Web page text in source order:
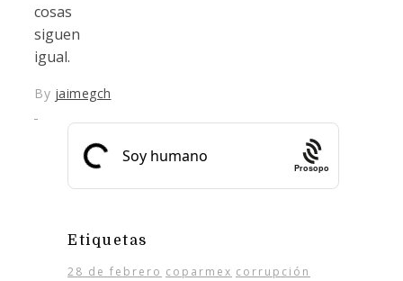
cosas
siguen
igual.
By jaimegch
Prosopo
Etiquetas
28 de febrero coparmex corrupción